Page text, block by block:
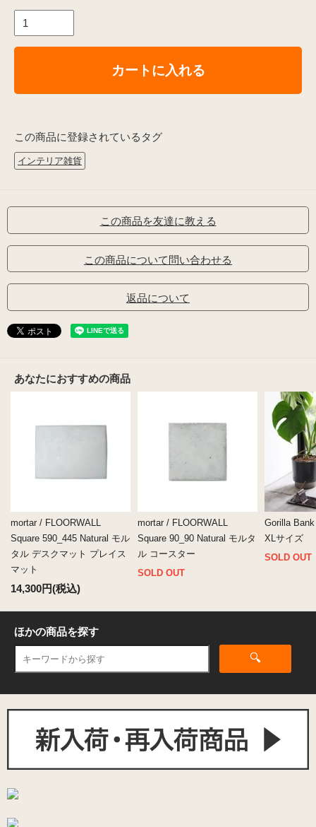
カートに入れる
この商品に登録されているタグ
インテリア雑貨
この商品を友達に教える
この商品について問い合わせる
返品について
あなたにおすすめの商品
mortar / FLOORWALL
Square 590_445 Natural モル
タル デスクマット プレイス
マット
14,300円(税込)
mortar / FLOORWALL
Square 90_90 Natural モルタ
ル コースター
SOLD OUT
Gorilla
XLサイズ
SOLD OUT
ほかの商品を探す
🔍